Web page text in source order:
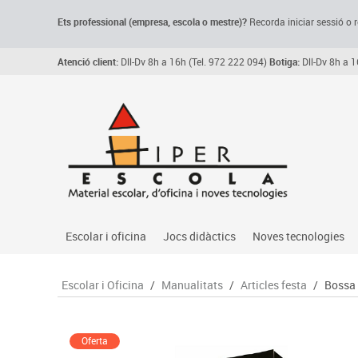
Ets professional (empresa, escolao mestre)? Recorda iniciar sessió o
Atenció client: Dll-Dv 8h a 16h (Tel. 972 222 094)Botiga: Dll-Dv 8h a
Escolar i oficina
Arxiu, carpetes i classificadors
Escriptura i correcció
Jocs didàctics
Primeres edats
Noves tecnologies
Audio
Connectivitat i
Escolar i Oficina / Manualitats / Articles festa /
Oferta